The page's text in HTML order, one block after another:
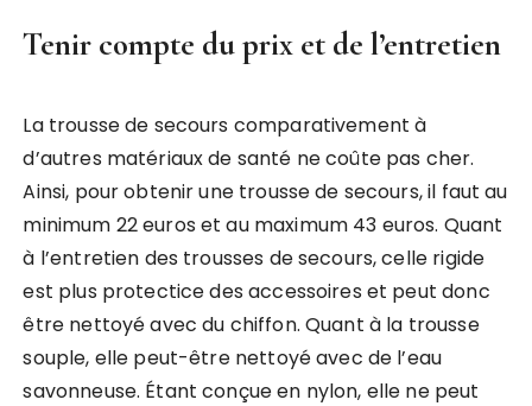
Tenir compte du prix et de l’entretien
La trousse de secours comparativement à
d’autres matériaux de santé ne coûte pas cher.
Ainsi, pour obtenir une trousse de secours, il faut au
minimum 22 euros et au maximum 43 euros. Quant
à l’entretien des trousses de secours, celle rigide
est plus protectice des accessoires et peut donc
être nettoyé avec du chiffon. Quant à la trousse
souple, elle peut-être nettoyé avec de l’eau
savonneuse. Étant conçue en nylon, elle ne peut